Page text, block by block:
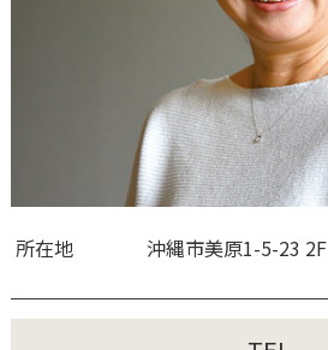
所在地 沖縄市美原1-5-23 2F